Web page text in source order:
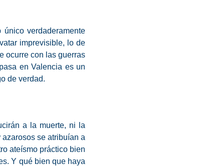
verdaderamente
imprevisible, lo de
ocurre con las guerras
en Valencia es un
de verdad.
a la muerte, ni la
se atribuían a
ateísmo práctico bien
Y qué bien que haya